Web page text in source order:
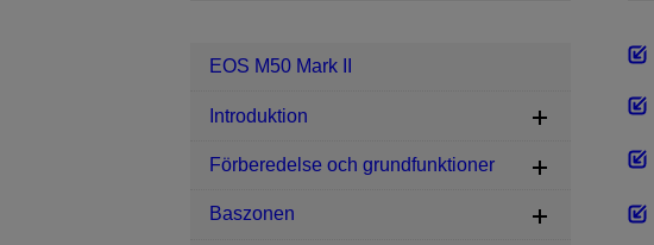
EOS M50 Mark II
Introduktion
Förberedelse och grundfunktioner
Baszonen